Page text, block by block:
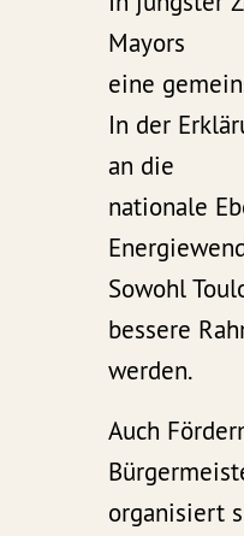
Mayors
eine
In der
an die
nationale
Sowohl
bessere
werden.
Auch
organisiert